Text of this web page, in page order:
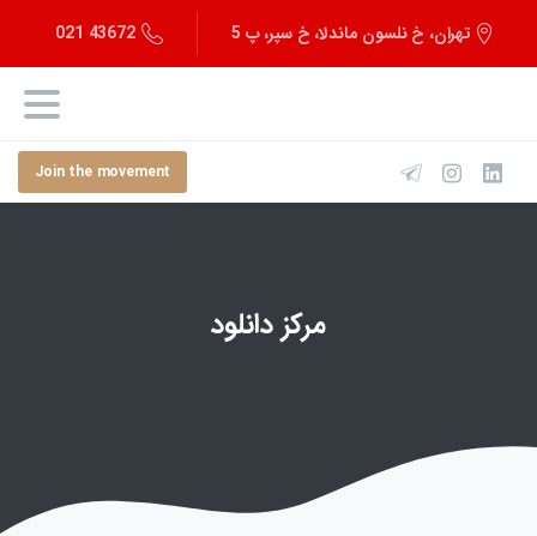
تهران، خ نلسون ماندلا، خ سپر، پ 5 43672 021
Join the movement
مرکز دانلود